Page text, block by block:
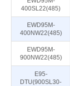
400SL22(485)
EWD95M-
400NW22(485)
EWD95M-
900NW22(485)
E95-
DTU(900SL30-